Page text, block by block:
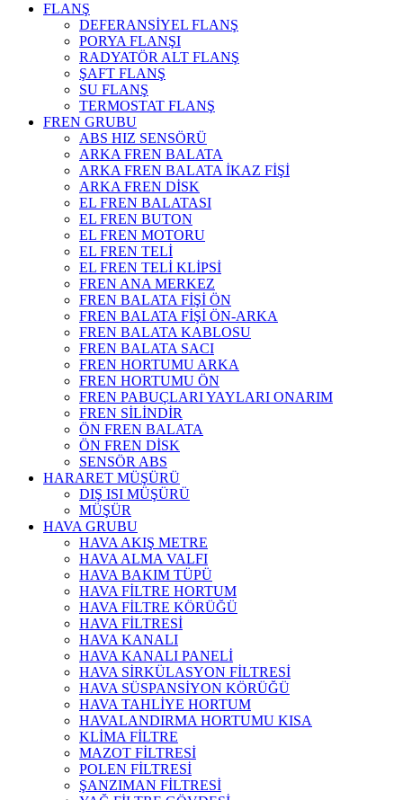
FLANŞ
DEFERANSİYEL FLANŞ
PORYA FLANŞI
RADYATÖR ALT FLANŞ
ŞAFT FLANŞ
SU FLANŞ
TERMOSTAT FLANŞ
FREN GRUBU
ABS HIZ SENSÖRÜ
ARKA FREN BALATA
ARKA FREN BALATA İKAZ FİŞİ
ARKA FREN DİSK
EL FREN BALATASI
EL FREN BUTON
EL FREN MOTORU
EL FREN TELİ
EL FREN TELİ KLİPSİ
FREN ANA MERKEZ
FREN BALATA FİŞİ ÖN
FREN BALATA FİŞİ ÖN-ARKA
FREN BALATA KABLOSU
FREN BALATA SACI
FREN HORTUMU ARKA
FREN HORTUMU ÖN
FREN PABUÇLARI YAYLARI ONARIM
FREN SİLİNDİR
ÖN FREN BALATA
ÖN FREN DİSK
SENSÖR ABS
HARARET MÜŞÜRÜ
DIŞ ISI MÜŞÜRÜ
MÜŞÜR
HAVA GRUBU
HAVA AKIŞ METRE
HAVA ALMA VALFI
HAVA BAKIM TÜPÜ
HAVA FİLTRE HORTUM
HAVA FİLTRE KÖRÜĞÜ
HAVA FİLTRESİ
HAVA KANALI
HAVA KANALI PANELİ
HAVA SİRKÜLASYON FİLTRESİ
HAVA SÜSPANSİYON KÖRÜĞÜ
HAVA TAHLİYE HORTUM
HAVALANDIRMA HORTUMU KISA
KLİMA FİLTRE
MAZOT FİLTRESİ
POLEN FİLTRESİ
ŞANZIMAN FİLTRESİ